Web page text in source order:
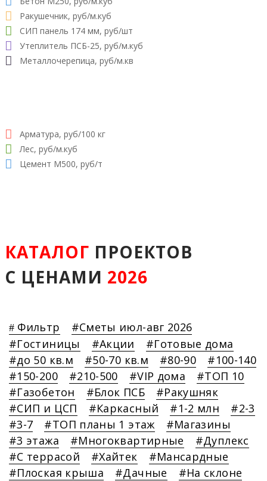
КАТАЛОГ ПРОЕКТОВ
С ЦЕНАМИ 2026
Фильтр
Сметы июл-авг 2026
Гостиницы
Акции
Готовые дома
до 50 кв.м
50-70 кв.м 80-90
100-140
150-200
210-500 VIP дома
ТОП 10
Газобетон
Блок ПСБ
Ракушняк
СИП и ЦСП
Каркасный 1-2 млн
2-3
3-7
ТОП планы 1 этаж
Магазины
3 этажа
Многоквартирные
Дуплекс
С террасой
Хайтек
Мансардные
Плоская крыша
Дачные
На склоне